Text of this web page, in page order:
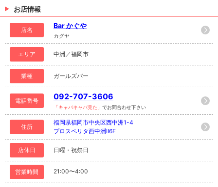
お店情報
店名
Bar かぐや
カグヤ
エリア 中洲／福岡市
業種 ガールズバー
電話番号 092-707-3606
「キャバキャバ見た」 でお問合わせ下さい
住所
福岡県福岡市中央区西中洲1-4
プロスペリタ西中洲Ⅱ6F
店休日 日曜・祝祭日
営業時間 21:00〜4:00